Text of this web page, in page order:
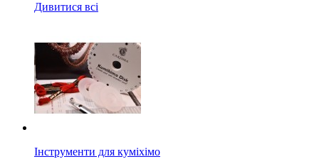
Дивитися всі
Інструменти для куміхімо